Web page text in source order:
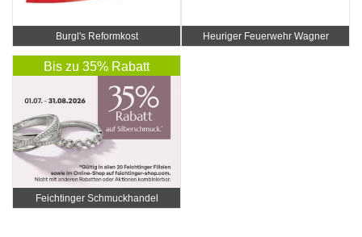
Burgl's Reformkost Heuriger Feuerwehr Wagner
Bis zu 35% Rabatt
Feichtinger Schmuckhandel
Zentrale